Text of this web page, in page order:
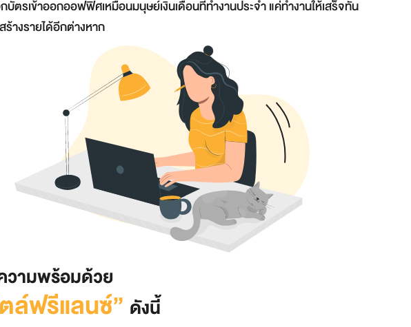
ตรเข้าออกออฟฟิศเหมือนมนุษย์เงินเดือนที่ทำงานประจำ แค่ทำงานให้เสร็จทัน
างรายได้อีกต่างหาก
วามพร้อมด้วย
ล์ฟรีแลนซ์” ดังนี้